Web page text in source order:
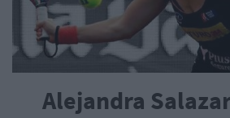
Alejandra